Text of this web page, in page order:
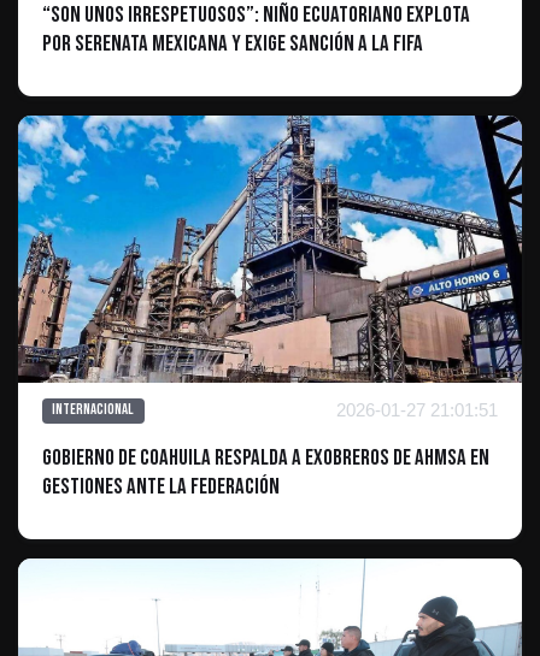
“Son unos irrespetuosos”: Niño ecuatoriano explota
por serenata mexicana y exige sanción a la FIFA
Internacional 2026-01-27 21:01:51
Gobierno de Coahuila respalda a exobreros de AHMSA en
gestiones ante la Federación